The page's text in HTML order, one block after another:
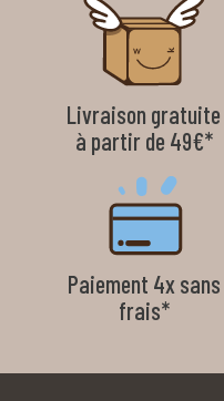
Livraison gratuite
à partir de 49€*
Paiement 4x sans
frais*